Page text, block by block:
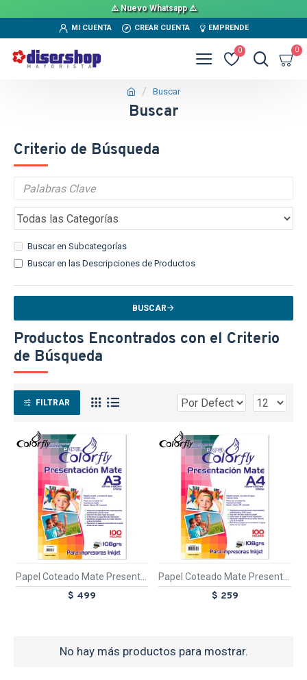
⚠️ Nuevo Whatsapp ⚠️
MI CUENTA CREAR CUENTA EMPRENDE
0 0
Buscar
Buscar
Criterio de Búsqueda
Buscar en Subcategorías
Buscar en las Descripciones de Productos
BUSCAR
Productos Encontrados con el Criterio
de Búsqueda
FILTRAR
TEXTTRANSPARENTE
Papel Coteado Mate Presentacion A3 100 Hojas
$ 499
Papel Coteado Mate Presentacion A4 100 Hojas
$ 259
No hay más productos para mostrar.